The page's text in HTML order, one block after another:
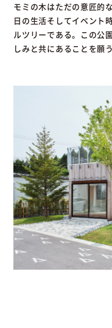
モミの木はただの意匠的
日の生活そしてイベント
ルツリーである。この公
しみと共にあることを願う